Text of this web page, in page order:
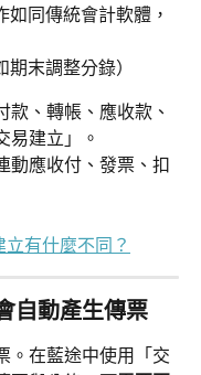
同傳統會計軟體，
末調整分錄）
、轉帳、應收款、
易建立」。
動應收付、發票、扣
有什麼不同？
自動產生傳票
。在藍途中使用「交